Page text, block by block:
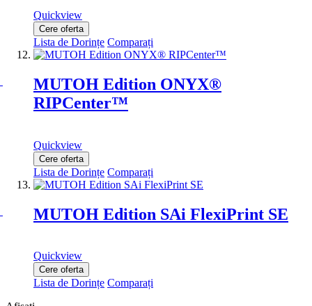
Quickview
Cere oferta
Lista de Dorințe Comparați
MUTOH Edition ONYX®
RIPCenter™
Quickview
Cere oferta
Lista de Dorințe Comparați
MUTOH Edition SAi FlexiPrint SE
Quickview
Cere oferta
Lista de Dorințe Comparați